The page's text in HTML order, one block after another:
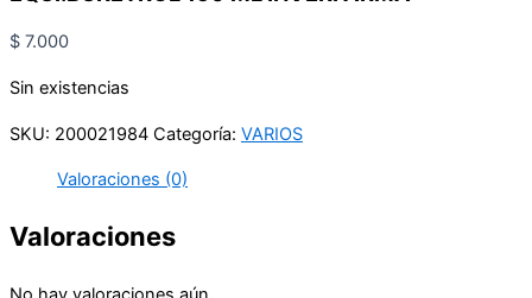
$ 7.000
Sin existencias
SKU: 200021984 Categoría: VARIOS
Valoraciones (0)
Valoraciones